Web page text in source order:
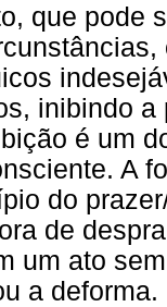
que pode
inibindo
é um
A
do
de
um ato
a deforma.